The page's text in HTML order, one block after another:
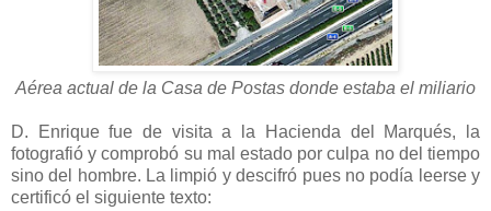
Aérea actual de la Casa de Postas donde estaba el miliario
D. Enrique fue de visita a la Hacienda del Marqués, la
fotografió y comprobó su mal estado por culpa no del tiempo
sino del hombre. La limpió y descifró pues no podía leerse y
certificó el siguiente texto: